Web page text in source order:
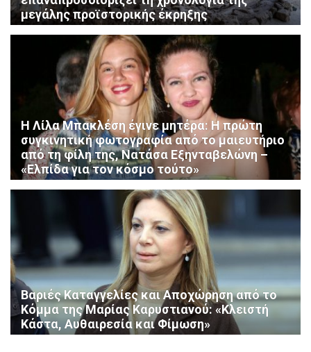
μεγάλης προϊστορικής έκρηξης
Η Λίλα Μπακλέση έγινε μητέρα: Η πρώτη
συγκινητική φωτογραφία από το μαιευτήριο
από τη φίλη της, Νατάσα Εξηνταβελώνη –
«Ελπίδα για τον κόσμο τούτο»
Βαριές Καταγγελίες και Αποχώρηση από το
Κόμμα της Μαρίας Καρυστιανού: «Κλειστή
Κάστα, Αυθαιρεσία και Φίμωση»